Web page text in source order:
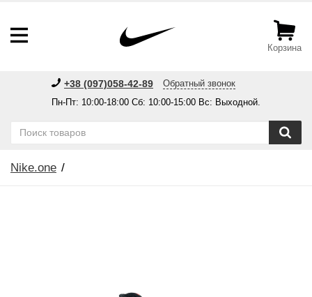
Корзина
+38 (097)058-42-89
Обратный звонок
Пн-Пт: 10:00-18:00 Сб: 10:00-15:00 Вс: Выходной.
Nike.one